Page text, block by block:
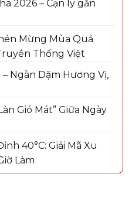
2026 – Cạn ly gắn
Mừng Mùa Quả
Thống Việt
Ngàn Dặm Hương Vị,
Gió Mát” Giữa Ngày
40°C: Giải Mã Xu
Làm